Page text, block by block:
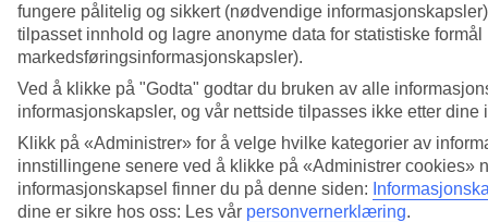
fungere pålitelig og sikkert (nødvendige
tilpasset innhold og lagre anonyme data for statistiske
markedsføringsinformasjonskapsler).
Ved å klikke på "Godta" godtar du bruken av alle
informasjonskapsler, og vår nettside tilpasses ikke etter dine
Klikk på «Administrer» for å velge hvilke kategorier av
innstillingene senere ved å klikke på «Administrer cookies»
informasjonskapsel finner du på denne siden:
dine er sikre hos oss: Les vår personvernerklæring.